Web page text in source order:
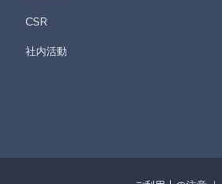
CSR
社内活動